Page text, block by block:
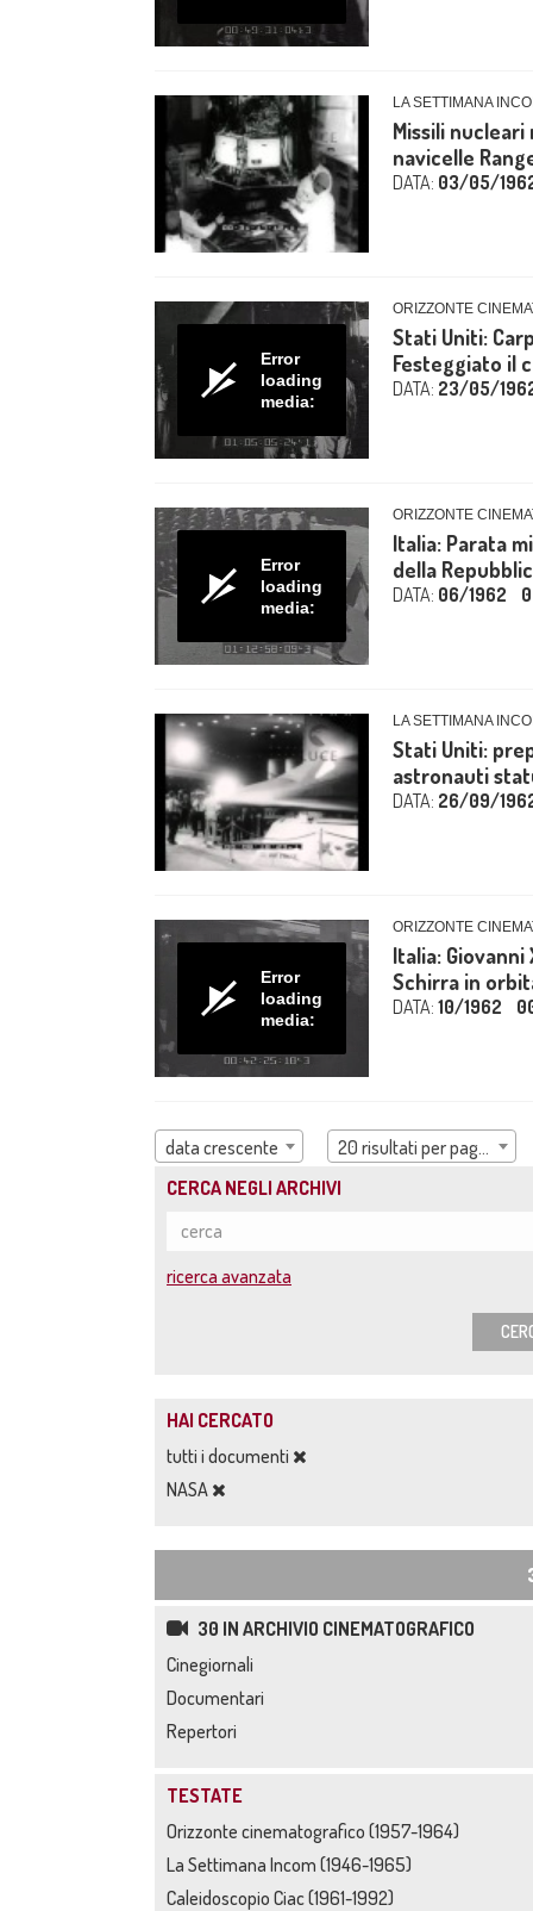
LA SETTIMANA
Missili nucleari
navicelle
DATA: 03/05/
Error
loading
media:
ORIZZONTE
Stati Uniti:
Festeggiato il
DATA: 23/05/
Error
loading
media:
ORIZZONTE
Italia: Parata
della
DATA: 06/1962
LA SETTIMANA
Stati Uniti:
astronauti
DATA: 26/09/
Error
loading
media:
ORIZZONTE
Italia:
Schirra in
DATA: 10/1962
data crescente
20 risultati per pagina
CERCA NEGLI ARCHIVI
ricerca avanzata
HAI CERCATO
tutti i documenti
NASA
30 IN ARCHIVIO CINEMATOGRAFICO
Cinegiornali
Documentari
Repertori
TESTATE
Orizzonte cinematografico (1957-1964)
La Settimana Incom (1946-1965)
Caleidoscopio Ciac (1961-1992)